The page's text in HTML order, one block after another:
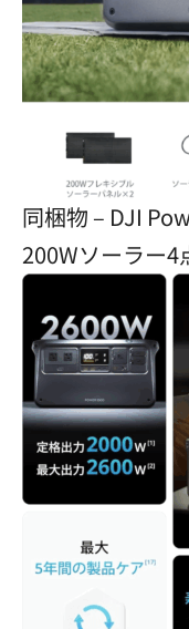
同梱物 – DJI
200Wソーラー4